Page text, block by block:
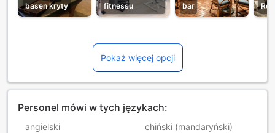
basen kryty
fitnessu
bar
Pokaż więcej opcji
Personel mówi w tych językach:
angielski chiński (mandaryński)